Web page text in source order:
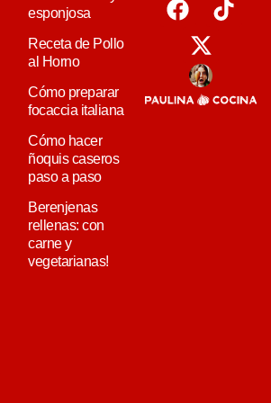
esponjosa
Receta de Pollo
al Horno
Cómo preparar
focaccia italiana
Cómo hacer
ñoquis caseros
paso a paso
Berenjenas
rellenas: con
carne y
vegetarianas!